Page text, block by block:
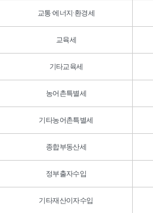
교통·에너지·환경세
교육세
기타교육세
농어촌특별세
기타농어촌특별세
종합부동산세
정부출자수입
기타재산이자수입